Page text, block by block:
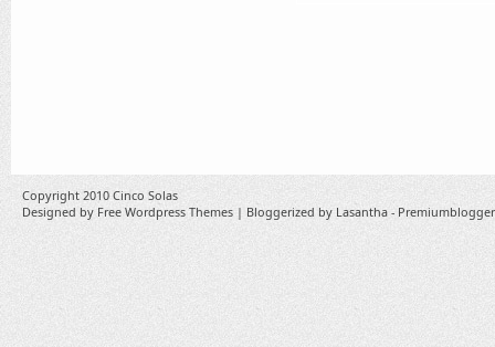
Copyright 2010 Cinco Solas
Designed by Free Wordpress Themes | Bloggerized by Lasantha -